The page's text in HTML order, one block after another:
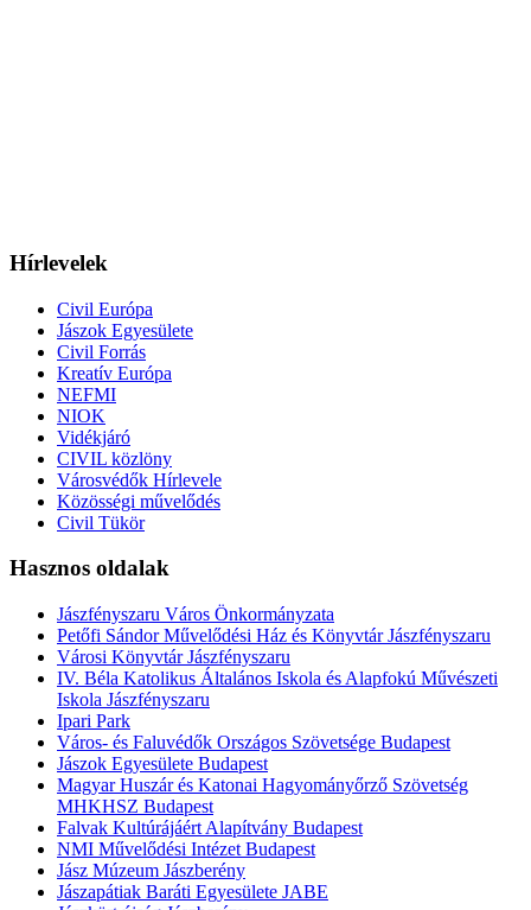
Hírlevelek
Civil Európa
Jászok Egyesülete
Civil Forrás
Kreatív Európa
NEFMI
NIOK
Vidékjáró
CIVIL közlöny
Városvédők Hírlevele
Közösségi művelődés
Civil Tükör
Hasznos oldalak
Jászfényszaru Város Önkormányzata
Petőfi Sándor Művelődési Ház és Könyvtár Jászfényszaru
Városi Könyvtár Jászfényszaru
IV. Béla Katolikus Általános Iskola és Alapfokú Művészeti
Iskola Jászfényszaru
Ipari Park
Város- és Faluvédők Országos Szövetsége Budapest
Jászok Egyesülete Budapest
Magyar Huszár és Katonai Hagyományőrző Szövetség
MHKHSZ Budapest
Falvak Kultúrájáért Alapítvány Budapest
NMI Művelődési Intézet Budapest
Jász Múzeum Jászberény
Jászapátiak Baráti Egyesülete JABE